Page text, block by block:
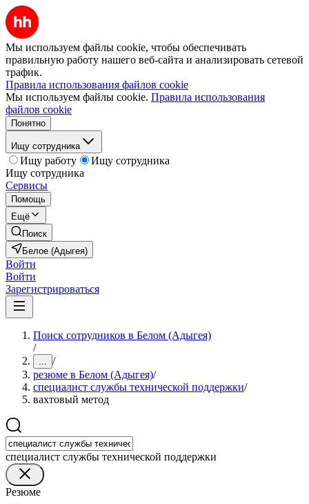
Мы используем файлы cookie, чтобы обеспечивать
правильную работу нашего веб-сайта и анализировать сетевой
трафик.
Правила использования файлов cookie
Мы используем файлы cookie. Правила использования
файлов cookie
Понятно
Ищу сотрудника
Ищу работу
Ищу сотрудника
Ищу сотрудника
Сервисы
Помощь
Ещё
Поиск
Белое (Адыгея)
Войти
Войти
Зарегистрироваться
Поиск сотрудников в Белом (Адыгея)
/
... /
резюме в Белом (Адыгея)/
специалист службы технической поддержки/
вахтовый метод
специалист службы технической поддержки
Резюме